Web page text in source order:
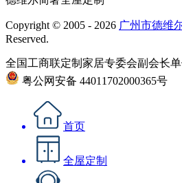
Copyright © 2005 - 2026 广州市德维
Reserved.
全国工商联定制家居专委会副会长
粤公网安备 44011702000365号
首页
全屋定制